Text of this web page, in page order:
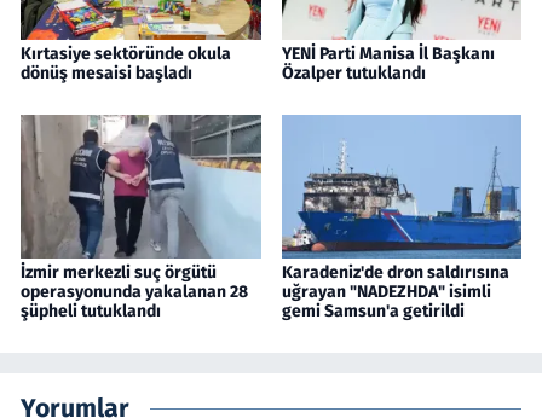
Kırtasiye sektöründe okula
dönüş mesaisi başladı
YENİ Parti Manisa İl Başkanı
Özalper tutuklandı
İzmir merkezli suç örgütü
operasyonunda yakalanan 28
şüpheli tutuklandı
Karadeniz'de dron saldırısına
uğrayan "NADEZHDA" isimli
gemi Samsun'a getirildi
Yorumlar